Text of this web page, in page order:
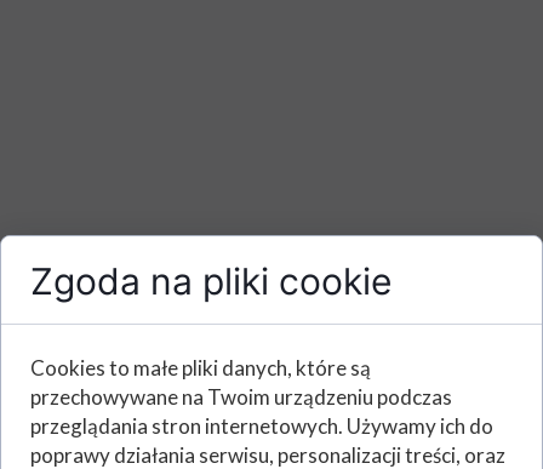
Zgoda na pliki cookie
Cookies to małe pliki danych, które są
przechowywane na Twoim urządzeniu podczas
przeglądania stron internetowych. Używamy ich do
poprawy działania serwisu, personalizacji treści, oraz